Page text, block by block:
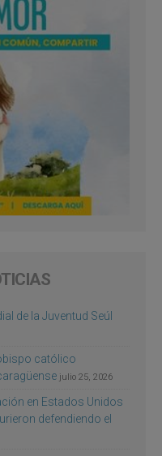
de la Juventud Seúl
católico
julio 25, 2026
en Estados Unidos
defendiendo el